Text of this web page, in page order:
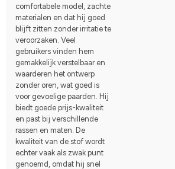
comfortabele model, zachte
materialen en dat hij goed
blijft zitten zonder irritatie te
veroorzaken. Veel
gebruikers vinden hem
gemakkelijk verstelbaar en
waarderen het ontwerp
zonder oren, wat goed is
voor gevoelige paarden. Hij
biedt goede prijs-kwaliteit
en past bij verschillende
rassen en maten. De
kwaliteit van de stof wordt
echter vaak als zwak punt
genoemd, omdat hij snel